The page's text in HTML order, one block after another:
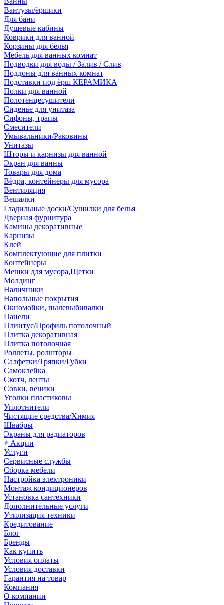
Вантузы/ёршики
Для бани
Душевые кабины
Коврики для ванной
Корзины для белья
Мебель для ванных комнат
Подводки для воды / Залив / Слив
Поддоны для ванных комнат
Подставки под ёрш КЕРАМИКА
Полки для ванной
Полотенцесушители
Сиденье для унитаза
Сифоны, трапы
Смесители
Умывальники/Раковины
Унитазы
Шторы и карнизы для ванной
Экран для ванны
Товары для дома
Вёдра, контейнеры для мусора
Вентиляция
Вешалки
Гладильные доски/Сушилки для белья
Дверная фурнитура
Камины декоративные
Карнизы
Клей
Комплектующие для плитки
Контейнеры
Мешки для мусора,Щетки
Молдинг
Наличники
Напольные покрытия
Окномойки, пылевыбивалки
Панели
Плинтус/Профиль потолочный
Плитка декоративная
Плитка потолочная
Роллеты, ролшторы
Салфетки/Тряпки/Губки
Самоклейка
Скотч, ленты
Совки, веники
Уголки пластиковы
Уплотнители
Чистящие средства/Химия
Швабры
Экраны для радиаторов
Акции
Услуги
Сервисные службы
Сборка мебели
Настройка электроники
Монтаж кондиционеров
Установка сантехники
Дополнительные услуги
Утилизация техники
Кредитование
Блог
Бренды
Как купить
Условия оплаты
Условия доставки
Гарантия на товар
Компания
О компании